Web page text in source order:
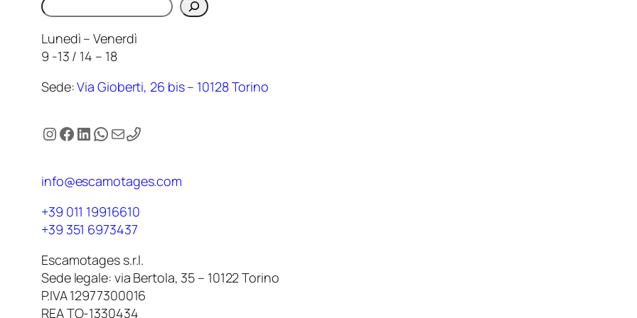
Cerca
Lunedì – Venerdì
9 -13 / 14 – 18
Sede:Via Gioberti, 26 bis – 10128 Torino
Instagram
Facebook
LinkedIn
WhatsApp
Email
info@escamotages.com
+39 011 19916610
+39 351 6973437
Escamotages s.r.l.
Sede legale: via Bertola, 35 – 10122 Torino
P.IVA 12977300016
REA TO-1330434